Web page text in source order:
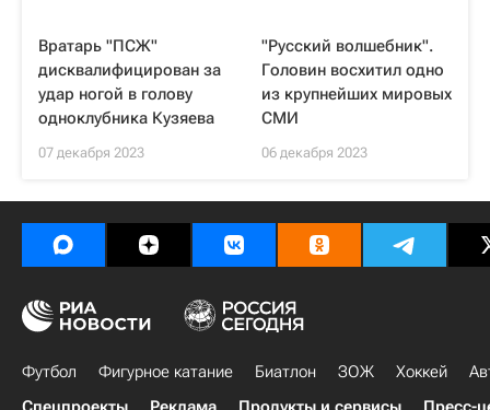
Вратарь "ПСЖ"
дисквалифицирован за
удар ногой в голову
одноклубника Кузяева
07 декабря 2023
"Русский волшебник".
Головин восхитил одно
из крупнейших мировых
СМИ
06 декабря 2023
Футбол Фигурное катание Биатлон ЗОЖ Хоккей